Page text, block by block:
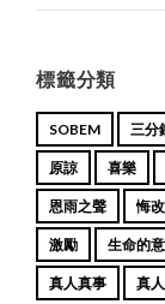
標籤分類
SOBEM 三分
原諒 喜樂
恩雨之聲 悔改
激勵 生命的
真人真事 真